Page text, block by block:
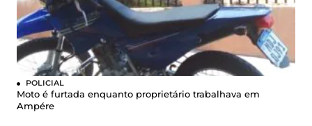
POLICIAL
Moto é furtada enquanto proprietário trabalhava em
Ampére